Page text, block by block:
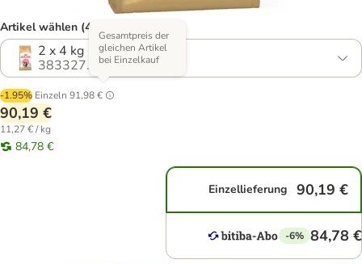
Artikel wählen (4 Varianten)
2 x 4 kg
383327.11
-1.95% Einzeln 91,98 €
Gesamtpreis der
gleichen Artikel
bei Einzelkauf
90,19 €
11,27 € / kg
84,78 €
Einzellieferung 90,19 €
-6% 84,78 €